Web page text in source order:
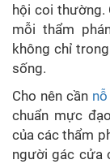
hội coi thường.
mỗi thẩm
không chỉ
sống.
Cho nên cần
chuẩn mực
của các thẩm
người gác cửa